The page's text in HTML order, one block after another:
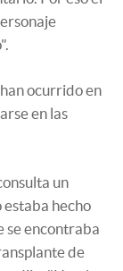
ocurrido en
en las
un
hecho
se encontraba
de